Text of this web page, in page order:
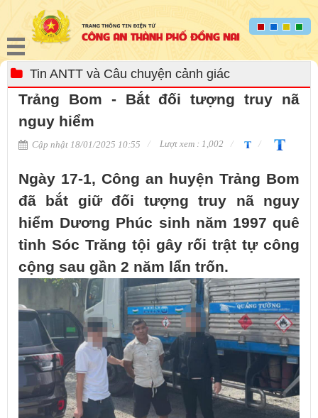
Tin ANTT và Câu chuyện cảnh giác
Trảng Bom - Bắt đối tượng truy nã
nguy hiểm
Cập nhật 18/01/2025 10:55 Lượt xem : 1,002
Ngày 17-1, Công an huyện Trảng Bom
đã bắt giữ đối tượng truy nã nguy
hiểm Dương Phúc sinh năm 1997 quê
tỉnh Sóc Trăng tội gây rối trật tự công
cộng sau gần 2 năm lẩn trốn.